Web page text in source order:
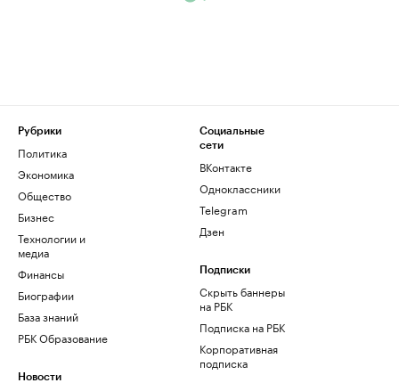
Рубрики
Политика
Экономика
Общество
Бизнес
Технологии и
медиа
Финансы
Биографии
База знаний
РБК Образование
Новости
Социальные
сети
ВКонтакте
Одноклассники
Telegram
Дзен
Подписки
Скрыть баннеры
на РБК
Подписка на РБК
Корпоративная
подписка